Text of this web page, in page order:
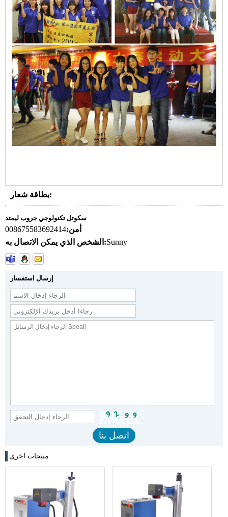
بطاقة شعار:
سكوتل تكنولوجي جروب ليمتد
أمن:008675583692414
الشخص الذي يمكن الاتصال به:Sunny
إرسال استفسار
منتجات اخرى